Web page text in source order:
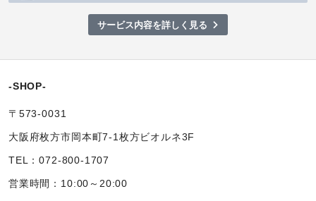
サービス内容を詳しく見る
-SHOP-
〒573-0031
大阪府枚方市岡本町7-1枚方ビオルネ3F
TEL：072-800-1707
営業時間：10:00～20:00